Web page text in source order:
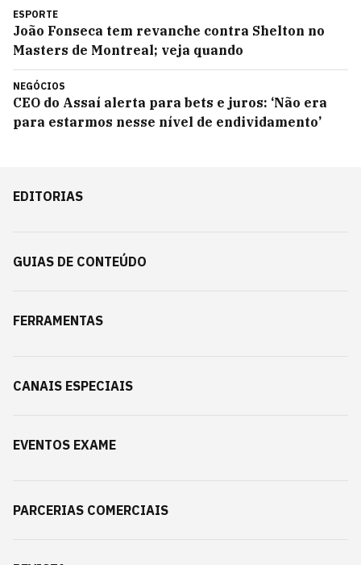
ESPORTE
João Fonseca tem revanche contra Shelton no
Masters de Montreal; veja quando
NEGÓCIOS
CEO do Assaí alerta para bets e juros: ‘Não era
para estarmos nesse nível de endividamento’
EDITORIAS
GUIAS DE CONTEÚDO
FERRAMENTAS
CANAIS ESPECIAIS
EVENTOS EXAME
PARCERIAS COMERCIAIS